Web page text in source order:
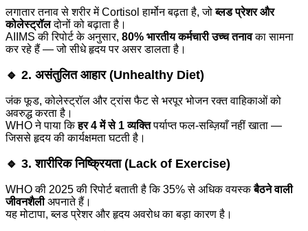
लगातार तनाव से शरीर में Cortisol हार्मोन बढ़ता है, जोब्लड प्रेशर और
कोलेस्ट्रॉलदोनों को बढ़ाता है।
AIIMS की रिपोर्ट के अनुसार, 80% भारतीय कर्मचारी उच्च तनावका सामना
कर रहे हैं — जो सीधे हृदय पर असर डालता है।
🔹 2. असंतुलित आहार (Unhealthy Diet)
जंक फूड, कोलेस्ट्रॉल और ट्रांस फैट से भरपूर भोजन रक्त वाहिकाओं को
अवरुद्ध करता है।
WHO ने पाया किहर 4 में से 1 व्यक्तिपर्याप्त फल-सब्ज़ियाँ नहीं खाता —
जिससे हृदय की कार्यक्षमता घटती है।
🔹 3. शारीरिक निष्क्रियता (Lack of Exercise)
WHO की 2025 की रिपोर्ट बताती है कि 35% से अधिक वयस्कबैठने वाली
जीवनशैलीअपनाते हैं।
यह मोटापा, ब्लड प्रेशर और हृदय अवरोध का बड़ा कारण है।